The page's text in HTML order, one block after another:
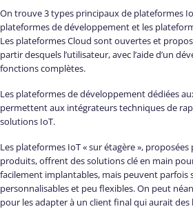
On trouve 3 types principaux de plateformes
plateformes de développement et les
Les plateformes Cloud sont ouvertes et
partir desquels l’utilisateur, avec l’aide d’un
fonctions complètes.
Les plateformes de développement dédiées
permettent aux intégrateurs techniques de
solutions IoT.
Les plateformes IoT « sur étagère »,
produits, offrent des solutions clé en main
facilement implantables, mais peuvent parfois
personnalisables et peu flexibles. On peut
pour les adapter à un client final qui aurait des